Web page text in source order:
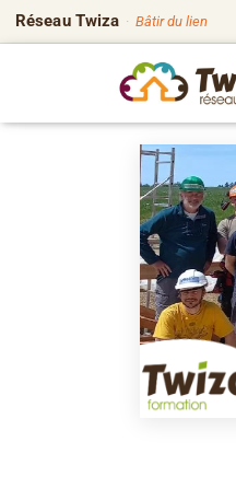
Réseau Twiza · Bâtir du lien